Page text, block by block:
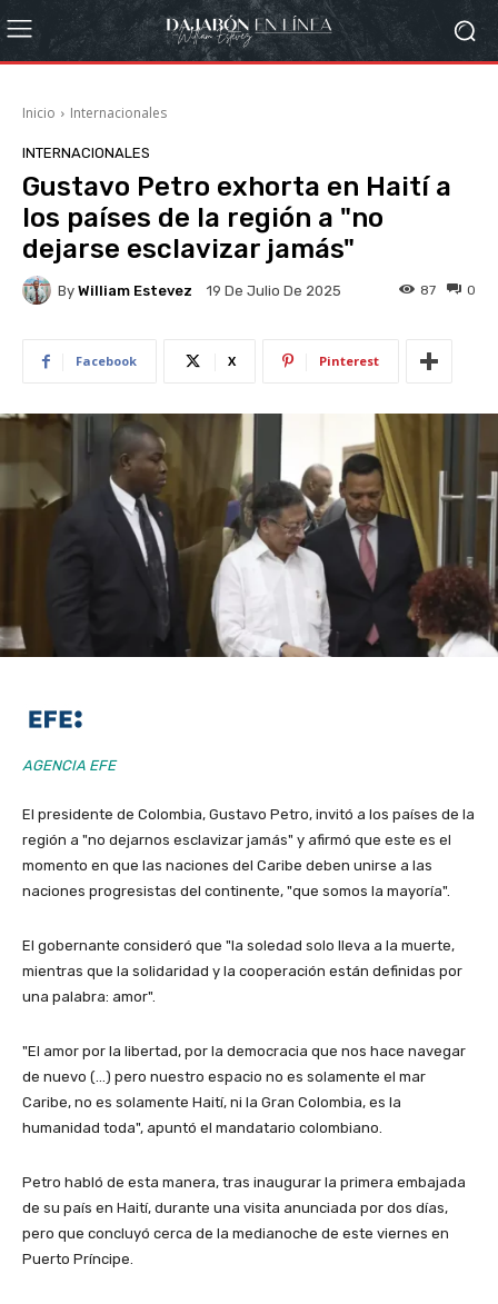
Inicio Internacionales
INTERNACIONALES
Gustavo Petro exhorta en Haití a
los países de la región a "no
dejarse esclavizar jamás"
By William Estevez 19 De Julio De 2025 0
87
Facebook X Pinterest
AGENCIA EFE
El presidente de Colombia, Gustavo Petro, invitó a los países de la
región a "no dejarnos esclavizar jamás" y afirmó que este es el
momento en que las naciones del Caribe deben unirse a las
naciones progresistas del continente, "que somos la mayoría".
El gobernante consideró que "la soledad solo lleva a la muerte,
mientras que la solidaridad y la cooperación están definidas por
una palabra: amor".
"El amor por la libertad, por la democracia que nos hace navegar
de nuevo (…) pero nuestro espacio no es solamente el mar
Caribe, no es solamente Haití, ni la Gran Colombia, es la
humanidad toda", apuntó el mandatario colombiano.
Petro habló de esta manera, tras inaugurar la primera embajada
de su país en Haití, durante una visita anunciada por dos días,
pero que concluyó cerca de la medianoche de este viernes en
Puerto Príncipe.